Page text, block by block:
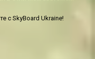
с SkyBoard Ukraine!